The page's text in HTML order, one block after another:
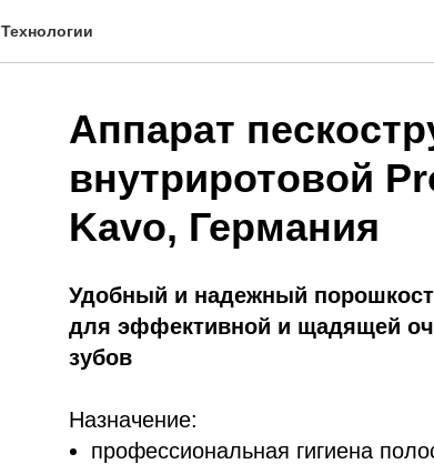
Технологии
Аппарат
внутриротовой
Kavo, Германия
Удобный и надежный
для эффективной и щадящей
зубов
Назначение:
профессиональная гигиена